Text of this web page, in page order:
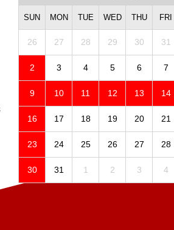
SUN MON TUE WED THU FRI
26 27 28 29 30 31
2 3 4 5 6 7
9 10 11 12 13 14
16 17 18 19 20 21
23 24 25 26 27 28
30 31 1 2 3 4